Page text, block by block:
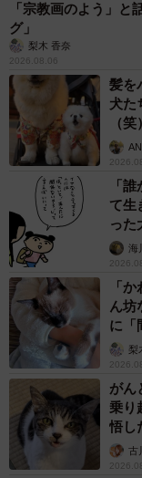
「宗教画のよう」
グ」
梨木 香奈
2026.08.06
髪を
犬た
（
「
て生
った
海
「
ん
に「
梨
がん
乗り
悟し
古